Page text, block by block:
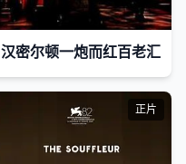
汉密尔顿一炮而红百老汇
正片